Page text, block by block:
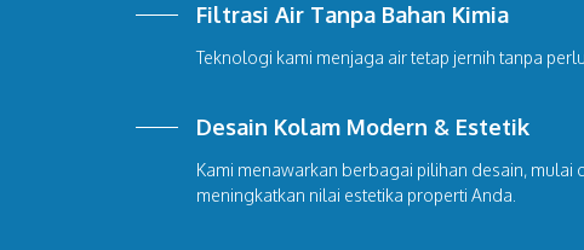
Filtrasi Air Tanpa Bahan Kimia
Teknologi kami menjaga air tetap jernih tanpa
Desain Kolam Modern & Estetik
Kami menawarkan berbagai pilihan desain,
meningkatkan nilai estetika properti Anda.